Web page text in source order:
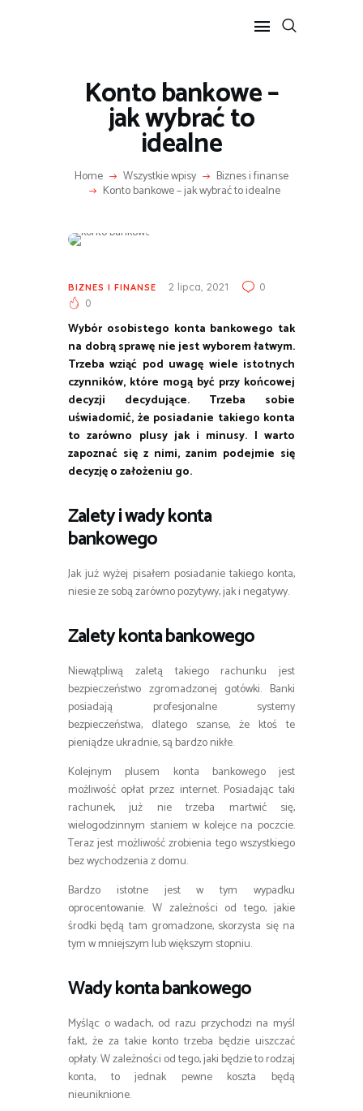
Konto bankowe –
jak wybrać to
idealne
Home Wszystkie wpisy Biznes i finanse
Konto bankowe – jak wybrać to idealne
POPULARNE
BIZNES I FINANSE
IT I TECHNOLOGIE
LIFESTYLE
BIZNES I FINANSE 2 lipca, 2021
0
0
Wybór osobistego konta bankowego tak
na dobrą sprawę nie jest wyborem łatwym.
Trzeba wziąć pod uwagę wiele istotnych
czynników, które mogą być przy końcowej
decyzji decydujące. Trzeba sobie
uświadomić, że posiadanie takiego konta
to zarówno plusy jak i minusy. I warto
zapoznać się z nimi, zanim podejmie się
decyzję o założeniu go.
Zalety i wady konta
bankowego
Jak już wyżej pisałem posiadanie takiego konta,
niesie ze sobą zarówno pozytywy, jak i negatywy.
Zalety konta bankowego
Niewątpliwą zaletą takiego rachunku jest
bezpieczeństwo zgromadzonej gotówki. Banki
posiadają profesjonalne systemy
bezpieczeństwa, dlatego szanse, że ktoś te
pieniądze ukradnie, są bardzo nikłe.
Kolejnym plusem konta bankowego jest
możliwość opłat przez internet. Posiadając taki
rachunek, już nie trzeba martwić się,
wielogodzinnym staniem w kolejce na poczcie.
Teraz jest możliwość zrobienia tego wszystkiego
bez wychodzenia z domu.
Bardzo istotne jest w tym wypadku
oprocentowanie. W zależności od tego, jakie
środki będą tam gromadzone, skorzysta się na
tym w mniejszym lub większym stopniu.
Wady konta bankowego
Myśląc o wadach, od razu przychodzi na myśl
fakt, że za takie konto trzeba będzie uiszczać
opłaty. W zależności od tego, jaki będzie to rodzaj
konta, to jednak pewne koszta będą
nieuniknione.